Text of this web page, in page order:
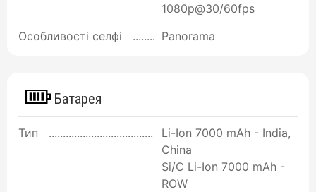
1080p@30/60fps
Особливості селфі
Panorama
Батарея
Тип
Li-Ion 7000 mAh - India,
China
Si/C Li-Ion 7000 mAh -
ROW